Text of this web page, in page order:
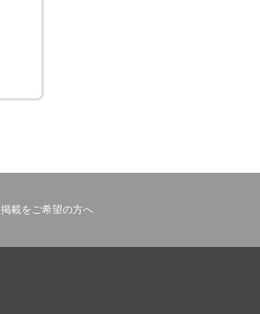
掲載をご希望の方へ